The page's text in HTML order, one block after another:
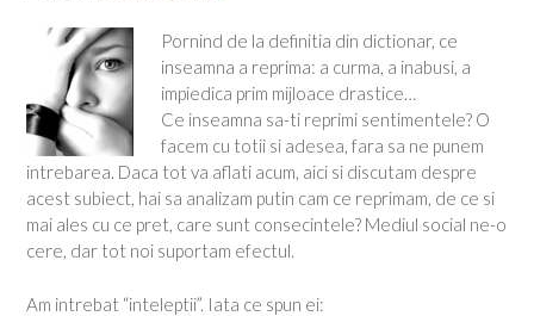
Pornind de la definitia din dictionar, ce
inseamna a reprima: a curma, a inabusi, a
impiedica prim mijloace drastice…
Ce inseamna sa-ti reprimi sentimentele? O
facem cu totii si adesea, fara sa ne punem
intrebarea. Daca tot va aflati acum, aici si discutam despre
acest subiect, hai sa analizam putin cam ce reprimam, de ce si
mai ales cu ce pret, care sunt consecintele? Mediul social ne-o
cere, dar tot noi suportam efectul.
Am intrebat “inteleptii”. Iata ce spun ei: